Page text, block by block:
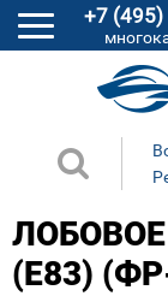
+7 (495)
ЛОБОВОЕ
(E83)